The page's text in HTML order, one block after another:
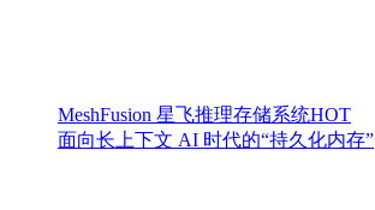
MeshFusion 星飞推理存储系统HOT
面向长上下文 AI 时代的“持久化内存”